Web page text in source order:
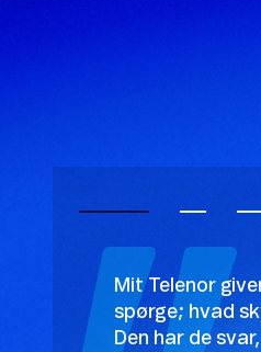
Mit Telenor
spørge; hvad
Den har de